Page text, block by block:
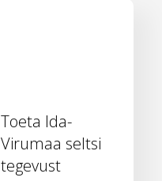
Toeta Ida-
Virumaa seltsi
tegevust